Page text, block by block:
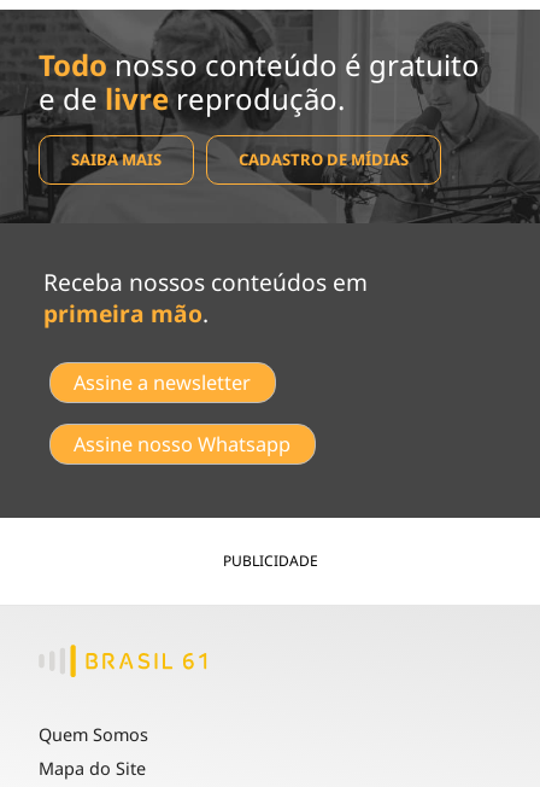
Todo nosso conteúdo é gratuito
e de livrereprodução.
SAIBA MAIS CADASTRO DE MÍDIAS
Receba nossos conteúdos em
primeira mão.
Assine a newsletter
Assine nosso Whatsapp
PUBLICIDADE
Quem Somos
Mapa do Site